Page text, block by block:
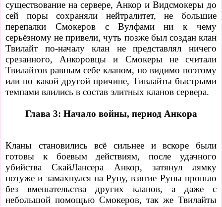
существование на сервере, Анкор и Видсмокеры до
сей поры сохраняли нейтралитет, не большие
перепалки Смокеров с Вулфами ни к чему
серьёзному не привели, чуть позже был создан клан
Твилайт по-началу клан не представлял ничего
срезанного, Анкоровцы и Смокеры не считали
Твилайтов равным себе кланом, но видимо поэтому
или по какой другой причине, Тивлайты быстрыми
темпами влились в состав элитных кланов сервера.
Глава 3: Начало войны, период Анкора
Кланы становились всё сильнее и вскоре были
готовы к боевым действиям, после удачного
убийства СкайЛансера Анкор, затянул лямку
потуже и замахнулся на Руну, взятие Руны прошло
без вмешательства других кланов, а даже с
небольшой помощью Смокеров, так же Твилайты